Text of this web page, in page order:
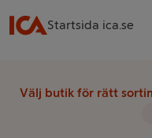
Startsida ica.se
Välj butik för rätt